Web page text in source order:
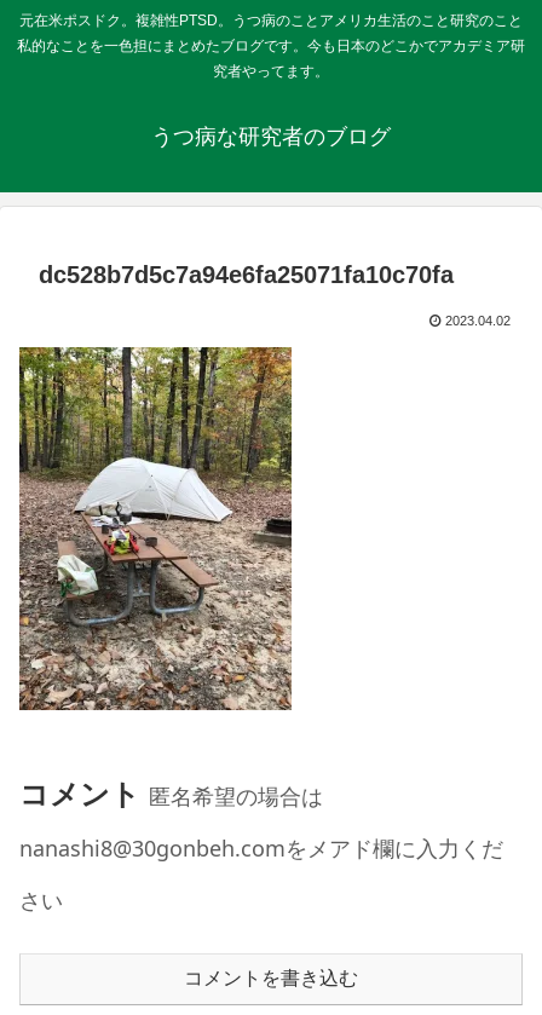
元在米ポスドク。複雑性PTSD。うつ病のことアメリカ生活のこと研究のこと
私的なことを一色担にまとめたブログです。今も日本のどこかでアカデミア研
究者やってます。
うつ病な研究者のブログ
dc528b7d5c7a94e6fa25071fa10c70fa
2023.04.02
コメント 匿名希望の場合は
nanashi8@30gonbeh.comをメアド欄に入力くだ
さい
コメントを書き込む